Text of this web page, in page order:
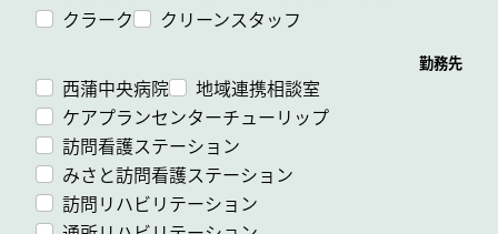
クラーク
クリーンスタッフ
勤務先
西蒲中央病院
地域連携相談室
ケアプランセンターチューリップ
訪問看護ステーション
みさと訪問看護ステーション
訪問リハビリテーション